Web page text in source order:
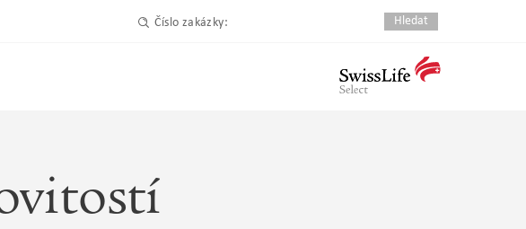
Číslo zakázky: